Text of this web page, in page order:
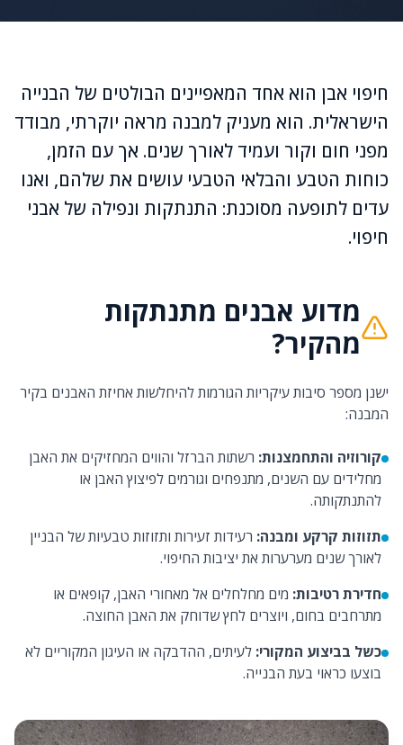
חיפוי אבן הוא אחד המאפיינים הבולטים של הבנייה
הישראלית. הוא מעניק למבנה מראה יוקרתי, מבודד
מפני חום וקור ועמיד לאורך שנים. אך עם הזמן,
כוחות הטבע והבלאי הטבעי עושים את שלהם, ואנו
עדים לתופעה מסוכנת: התנתקות ונפילה של אבני
חיפוי.
מדוע אבנים מתנתקות
מהקיר?
ישנן מספר סיבות עיקריות הגורמות להיחלשות אחיזת האבנים בקיר
המבנה:
קורוזיה והתחמצנות: רשתות הברזל והווים המחזיקים את האבן
מחלידים עם השנים, מתנפחים וגורמים לפיצוץ האבן או
להתנתקותה.
תזוזות קרקע ומבנה: רעידות זעירות ותזוזות טבעיות של הבניין
לאורך שנים מערערות את יציבות החיפוי.
חדירת רטיבות: מים מחלחלים אל מאחורי האבן, קופאים או
מתרחבים בחום, ויוצרים לחץ שדוחק את האבן החוצה.
כשל בביצוע המקורי: לעיתים, ההדבקה או העיגון המקוריים לא
בוצעו כראוי בעת הבנייה.